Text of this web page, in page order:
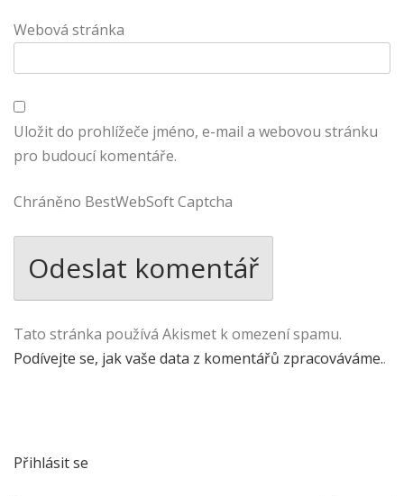
Webová stránka
Uložit do prohlížeče jméno, e-mail a webovou stránku
pro budoucí komentáře.
Chráněno BestWebSoft Captcha
Tato stránka používá Akismet k omezení spamu.
Podívejte se, jak vaše data z komentářů zpracováváme..
Přihlásit se